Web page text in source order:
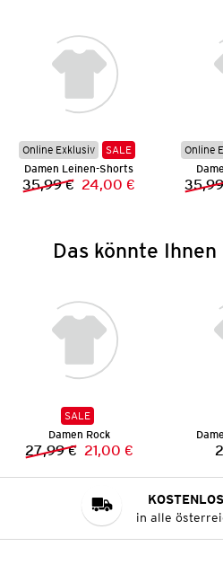
Online Exklusiv
SALE
Damen Leinen-Shorts
Vorheriger Preis:
35,99 € Neuer Preis:
24,00 €
Online
Das könnte
SALE
Damen Rock
Vorheriger Preis:
27,99 € Neuer Preis:
21,00 €
in alle